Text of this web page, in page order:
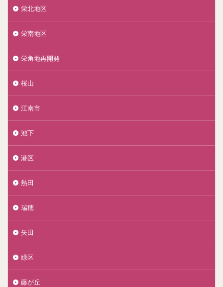
栄北地区
栄南地区
栄角地再開発
桜山
江南市
池下
港区
熱田
瑞穂
矢田
緑区
藤が丘